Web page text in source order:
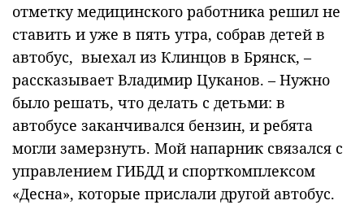
отметку медицинского работника решил не
ставить и уже в пять утра, собрав детей в
автобус, выехал из Клинцов в Брянск, –
рассказывает Владимир Цуканов. – Нужно
было решать, что делать с детьми: в
автобусе заканчивался бензин, и ребята
могли замерзнуть. Мой напарник связался с
управлением ГИБДД и спорткомплексом
«Десна», которые прислали другой автобус.